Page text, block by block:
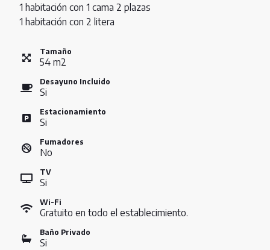
1 habitación con 1 cama 2 plazas
1 habitación con 2 litera
Tamaño
54 m2
Desayuno Incluido
Si
Estacionamiento
Si
Fumadores
No
TV
Si
Wi-Fi
Gratuito en todo el establecimiento.
Baño Privado
Si